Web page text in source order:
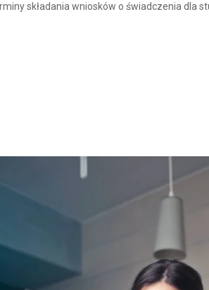
składania wniosków o świadczenia dla